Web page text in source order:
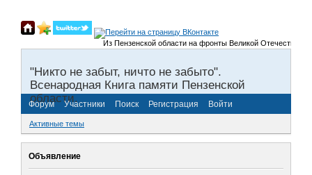
Из Пензенской области на фронты Великой Отечественной
"Никто не забыт, ничто не забыто".
Всенародная Книга памяти Пензенской
области.
Форум Участники Поиск Регистрация Войти
Активные темы
Объявление